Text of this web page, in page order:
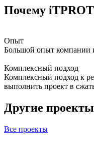
Почему
Опыт
Большой опыт компании
Комплексный подход
Комплексный подход к
выполнить проект в
Другие проекты
Все проекты